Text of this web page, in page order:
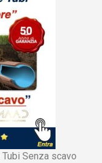
Senza scavo